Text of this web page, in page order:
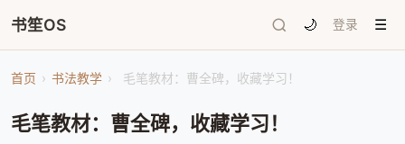
书笙OS 🌙 登录 ☰
首页 › 书法教学 › 毛笔教材：曹全碑，收藏学习！
毛笔教材：曹全碑，收藏学习！